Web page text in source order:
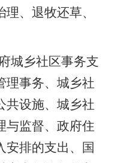
、退牧还草、
城乡社区事务支
理事务、城乡社
共设施、城乡社
与监督、政府住
安排的支出、国